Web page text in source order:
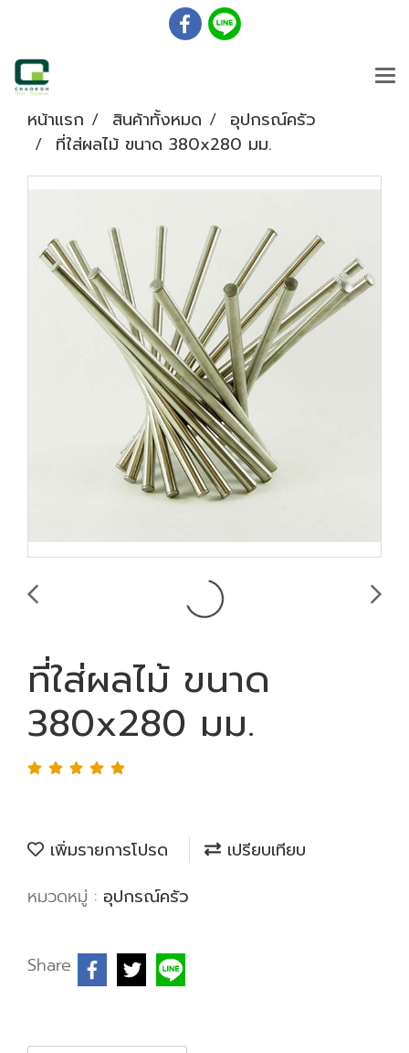
หน้าแรก สินค้าทั้งหมด
อุปกรณ์ครัว
ที่ใส่ผลไม้ ขนาด 380x280 มม.
ที่ใส่ผลไม้ ขนาด
380x280 มม.
เพิ่มรายการโปรด
เปรียบเทียบ
หมวดหมู่ : อุปกรณ์ครัว
Share